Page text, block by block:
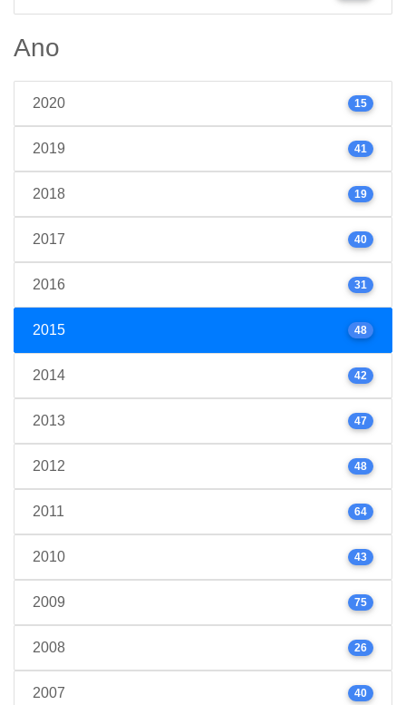
Ano
2020 15
2019 41
2018 19
2017 40
2016 31
2015 48
2014 42
2013 47
2012 48
2011 64
2010 43
2009 75
2008 26
2007 40